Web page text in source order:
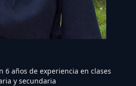
6 años de experiencia en clases
y secundaria